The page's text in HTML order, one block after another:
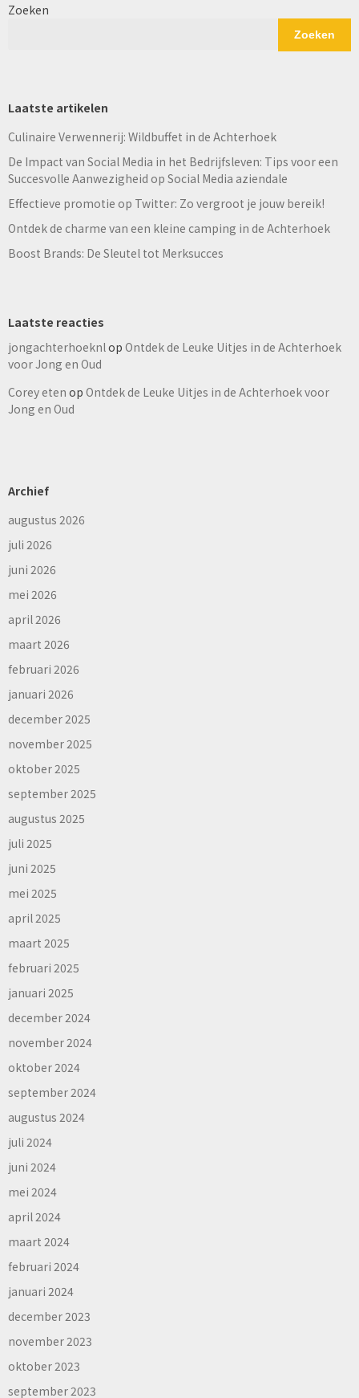
Zoeken
Zoeken
Laatste artikelen
Culinaire Verwennerij: Wildbuffet in de Achterhoek
De Impact van Social Media in het Bedrijfsleven: Tips voor een
Succesvolle Aanwezigheid op Social Media aziendale
Effectieve promotie op Twitter: Zo vergroot je jouw bereik!
Ontdek de charme van een kleine camping in de Achterhoek
Boost Brands: De Sleutel tot Merksucces
Laatste reacties
jongachterhoeknl op Ontdek de Leuke Uitjes in de Achterhoek
voor Jong en Oud
Corey eten op Ontdek de Leuke Uitjes in de Achterhoek voor
Jong en Oud
Archief
augustus 2026
juli 2026
juni 2026
mei 2026
april 2026
maart 2026
februari 2026
januari 2026
december 2025
november 2025
oktober 2025
september 2025
augustus 2025
juli 2025
juni 2025
mei 2025
april 2025
maart 2025
februari 2025
januari 2025
december 2024
november 2024
oktober 2024
september 2024
augustus 2024
juli 2024
juni 2024
mei 2024
april 2024
maart 2024
februari 2024
januari 2024
december 2023
november 2023
oktober 2023
september 2023